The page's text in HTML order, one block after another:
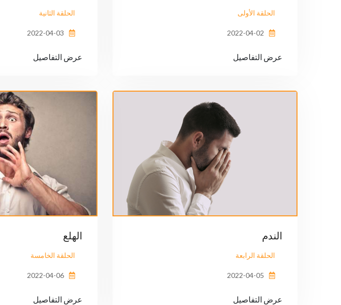
الحلقة الأولى
عرض التفاصيل
الحلقة الثانية
عرض التفاصيل
الندم
الحلقة الرابعة
عرض التفاصيل
الهلع
الحلقة الخامسة
عرض التفاصيل